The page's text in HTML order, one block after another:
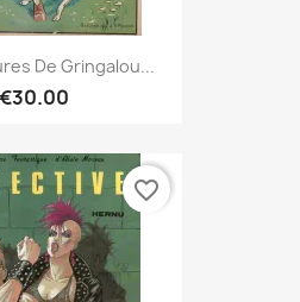
De Gringalou...
€30.00
favorite_border